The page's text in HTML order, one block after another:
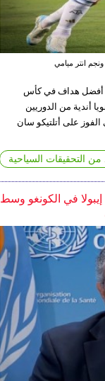
ونجم انتر ميامي
أفضل هداف في كأس
أندية من الدوريين
الفوز على أتلتيكو سان
من التحقيقات السياحية
في الكونغو وسط